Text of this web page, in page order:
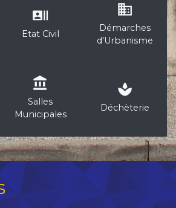
recent_actors
Etat Civil
business
Démarches
d'Urbanisme
account_balance
Salles
Municipales
spa
Déchèterie